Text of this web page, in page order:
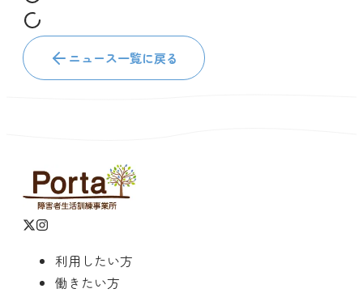
ニュース一覧に戻る
利用したい方
働きたい方